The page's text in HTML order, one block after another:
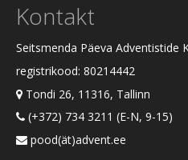
Kontakt
Seitsmenda Päeva Adventistide
registrikood: 80214442
Tondi 26, 11316, Tallinn
(+372) 734 3211 (E-N, 9-15)
pood(ät)advent.ee